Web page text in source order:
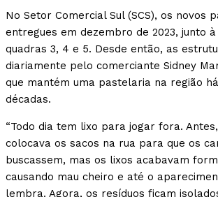
No Setor Comercial Sul (SCS), os novos
entregues em dezembro de 2023, junto
quadras 3, 4 e 5. Desde então, as
diariamente pelo comerciante Sidney
que mantém uma pastelaria na região
décadas.
“Todo dia tem lixo para jogar fora.
colocava os sacos na rua para que os
buscassem, mas os lixos acabavam
causando mau cheiro e até o
lembra. Agora, os resíduos ficam